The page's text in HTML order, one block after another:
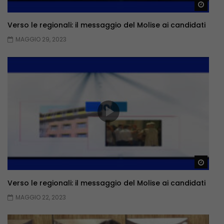
Verso le regionali: il messaggio del Molise ai candidati
MAGGIO 29, 2023
Verso le regionali: il messaggio del Molise ai candidati
MAGGIO 22, 2023